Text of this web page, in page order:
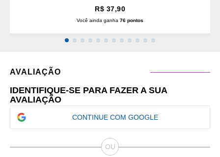
R$ 37,90
Você ainda ganha 76 pontos
AVALIAÇÃO
IDENTIFIQUE-SE PARA FAZER A SUA
AVALIAÇÃO
CONTINUE COM GOOGLE